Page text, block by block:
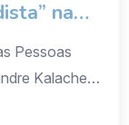
na
Pessoas
Kalache,